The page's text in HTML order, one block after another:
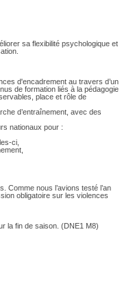
sa flexibilité psychologique et
d'encadrement au travers d’un
de formation liés à la pédagogie
place et rôle de
d’entraînement, avec des
nationaux pour :
ci,
Comme nous l’avions testé l’an
obligatoire sur les violences
la fin de saison. (DNE1 M8)